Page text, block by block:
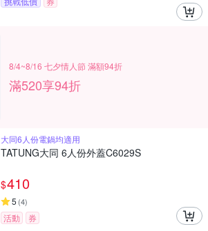
8/4~8/16 七夕情人節 滿額94折
滿520享94折
大同6人份電鍋均適用
TATUNG大同 6人份外蓋C6029S
$410
5 (4)
活動
券